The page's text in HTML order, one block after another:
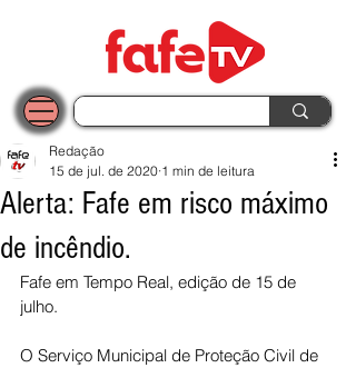
Alerta: Fafe em risco máximo
de incêndio.
Redação
15 de jul. de 2020 1 min de leitura
Fafe em Tempo Real, edição de 15 de
julho.
O Serviço Municipal de Proteção Civil de